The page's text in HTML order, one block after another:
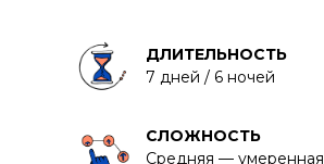
ДЛИТЕЛЬНОСТЬ
7 дней / 6 ночей
СЛОЖНОСТЬ
Средняя — умеренная